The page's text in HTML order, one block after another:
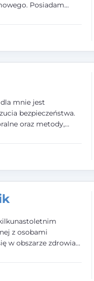
Posiadam
należę do Polskiego
pracy na
mnie jest
bezpieczeństwa.
oraz metody,
(TSR). Te polegają na
do
identyfikowanie i
z osobami
w obszarze zdrowia
i wypalenia
i angielskim, w
partnerstwie i